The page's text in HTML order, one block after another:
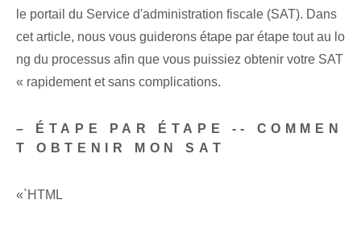
le portail du Service d'administration fiscale (SAT). ⁢Dans
cet article, nous vous guiderons étape par étape tout au lo
ng du processus afin que vous puissiez obtenir votre SAT
« rapidement et sans complications.
– ÉTAPE PAR ÉTAPE -- COMMEN
T OBTENIR MON SAT
«`HTML